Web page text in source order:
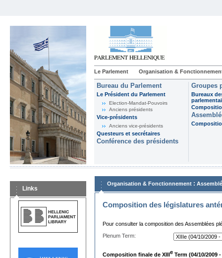
Le Parlement Organisation &
Bureau du Parlement
Le Président du Parlement
Election-Mandat-Pouvoirs
Anciens présidents
Vice-présidents
Anciens vice-présidents
Questeurs et secrétaires
Conférence des présidents
Groupes
Bureaux
Links
Organisation & Fonctionnement :
Composition des législatures
Pour consulter la composition des Assemblées
Plenum Term:
Composition finale de XIIIe Term (04/10/2009 -